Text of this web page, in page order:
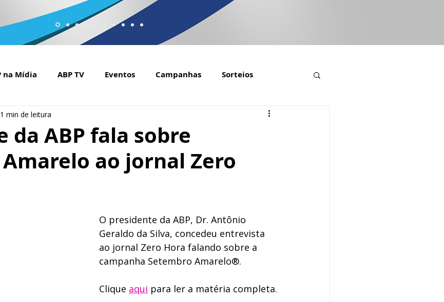
na Mídia ABP TV Eventos Campanhas Sorteios
Amarelo na mídia
da ABP fala sobre
ao jornal Zero
1 min de leitura
O presidente da ABP, Dr. Antônio
Geraldo da Silva, concedeu entrevista
ao jornal Zero Hora falando sobre a
campanha Setembro Amarelo®.
Clique aqui para ler a matéria completa.